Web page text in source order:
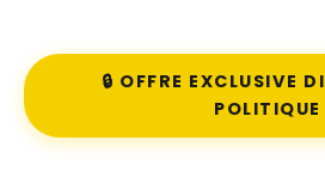
🔒 OFFRE EXCLUSIVE
POLITIQUE